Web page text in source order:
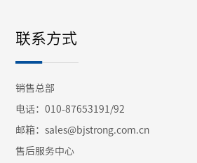
联系方式
销售总部
电话：010-87653191/92
邮箱：sales@bjstrong.com.cn
售后服务中心